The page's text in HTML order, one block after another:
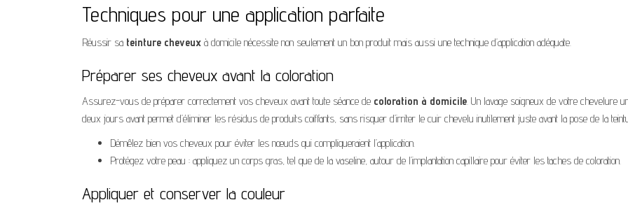
Techniques pour une application parfaite
Réussir sa teinture cheveux à domicile nécessite non seulement un bon produit mais aussi une technique d’application adéquate.
Préparer ses cheveux avant la coloration
Assurez-vous de préparer correctement vos cheveux avant toute séance de coloration à domicile . Un lavage soigneux de votre chevelure
deux jours avant permet d’éliminer les résidus de produits coiffants, sans risquer d’irriter le cuir chevelu inutilement juste avant la pose de la
Démêlez bien vos cheveux pour éviter les nœuds qui compliqueraient l’application.
Protégez votre peau : appliquez un corps gras, tel que de la vaseline, autour de l’implantation capillaire pour éviter les taches de coloration.
Appliquer et conserver la couleur